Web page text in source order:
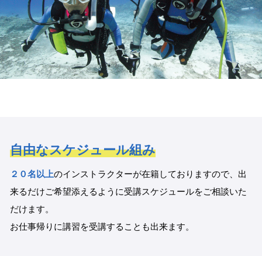
自由なスケジュール組み
２０名以上のインストラクターが在籍しておりますので、出
来るだけご希望添えるように受講スケジュールをご相談いた
だけます。
お仕事帰りに講習を受講することも出来ます。